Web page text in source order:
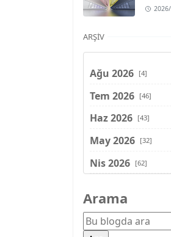
ARŞIV
Ağu 2026 [4]
Tem 2026 [46]
Haz 2026 [43]
May 2026 [32]
Nis 2026 [62]
Şub 2026
Oca 2026 [72]
Arama